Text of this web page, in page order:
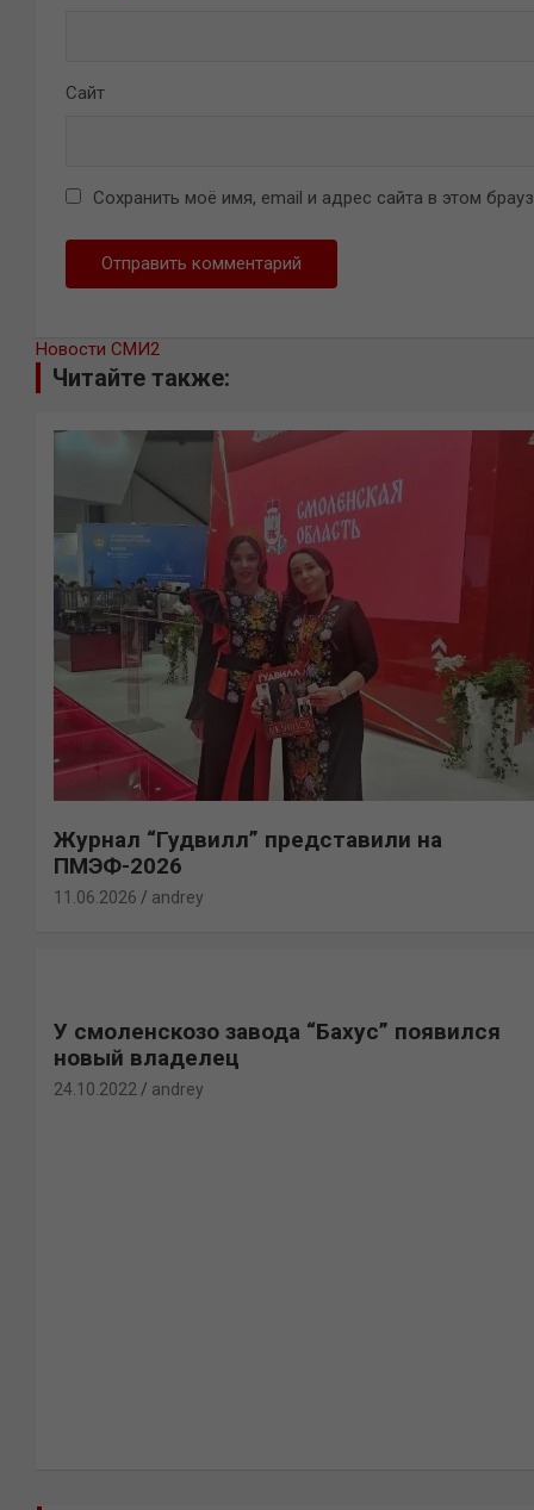
Сайт
Сохранить моё имя, email и адрес сайта в этом
Новости СМИ2
Читайте также:
Журнал “Гудвилл” представили на
ПМЭФ-2026
11.06.2026 andrey
У смоленскозо завода “Бахус” появился
новый владелец
24.10.2022 andrey